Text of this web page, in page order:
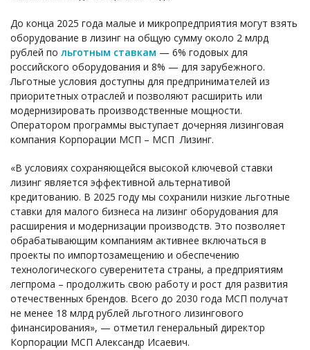
До конца 2025 года малые и микропредприятия могут взять
оборудование в лизинг на общую сумму около 2 млрд
рублей по льготным ставкам — 6% годовых для
российского оборудования и 8% — для зарубежного.
Льготные условия доступны для предпринимателей из
приоритетных отраслей и позволяют расширить или
модернизировать производственные мощности.
Оператором программы выступает дочерняя лизинговая
компания Корпорации МСП – МСП Лизинг.
«В условиях сохраняющейся высокой ключевой ставки
лизинг является эффективной альтернативой
кредитованию. В 2025 году мы сохранили низкие льготные
ставки для малого бизнеса на лизинг оборудования для
расширения и модернизации производств. Это позволяет
обрабатывающим компаниям активнее включаться в
проекты по импортозамещению и обеспечению
технологического суверенитета страны, а предприятиям
легпрома – продолжить свою работу и рост для развития
отечественных брендов. Всего до 2030 года МСП получат
не менее 18 млрд рублей льготного лизингового
финансирования», — отметил генеральный директор
Корпорации МСП Александр Исаевич.